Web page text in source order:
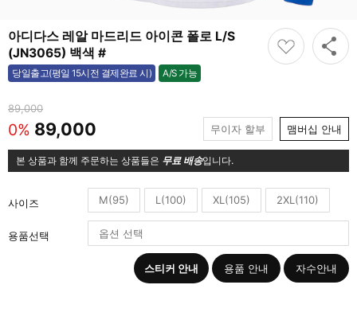
아디다스 레알 마드리드 아이콘 폴로 L/S
(JN3065) 백색 #
당일출고(평일 15시전 결제완료 시) A/S 가능
가능
89,000
0% 89,000 무이자 할부 맴버십 안내
본 상품과 함께 주문하는 상품들은 무료 배송입니다.
사이즈 M(95) L(100) XL(105) 2XL(110)
용품선택
스티커 안내 용품 안내 자수안내